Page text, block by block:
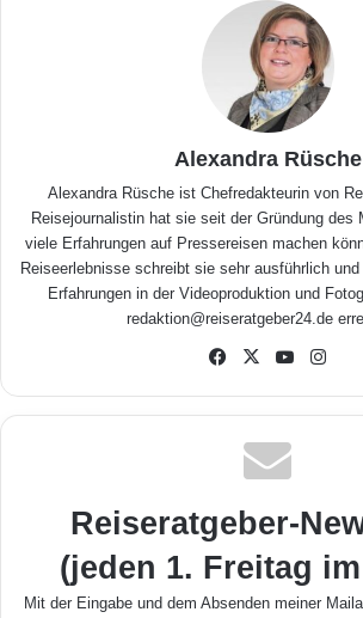
Alexandra Rüsche
Alexandra Rüsche ist Chefredakteurin von
Reisejournalistin hat sie seit der Gründung des
viele Erfahrungen auf Pressereisen machen
Reiseerlebnisse schreibt sie sehr ausführlich
Erfahrungen in der Videoproduktion und
redaktion@reiseratgeber24.de
Fa
ook
X
Yo
be am
Reiseratgeber-
(jeden 1. Freitag
Mit der Eingabe und dem Absenden meiner